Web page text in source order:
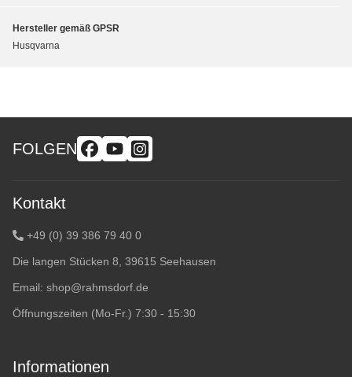
Hersteller gemäß GPSR
Husqvarna
FOLGEN
Kontakt
+49 (0) 39 386 79 40 0
Die langen Stücken 8, 39615 Seehausen
Email: shop@rahmsdorf.de
Öffnungszeiten (Mo-Fr.) 7:30 - 15:30
Informationen